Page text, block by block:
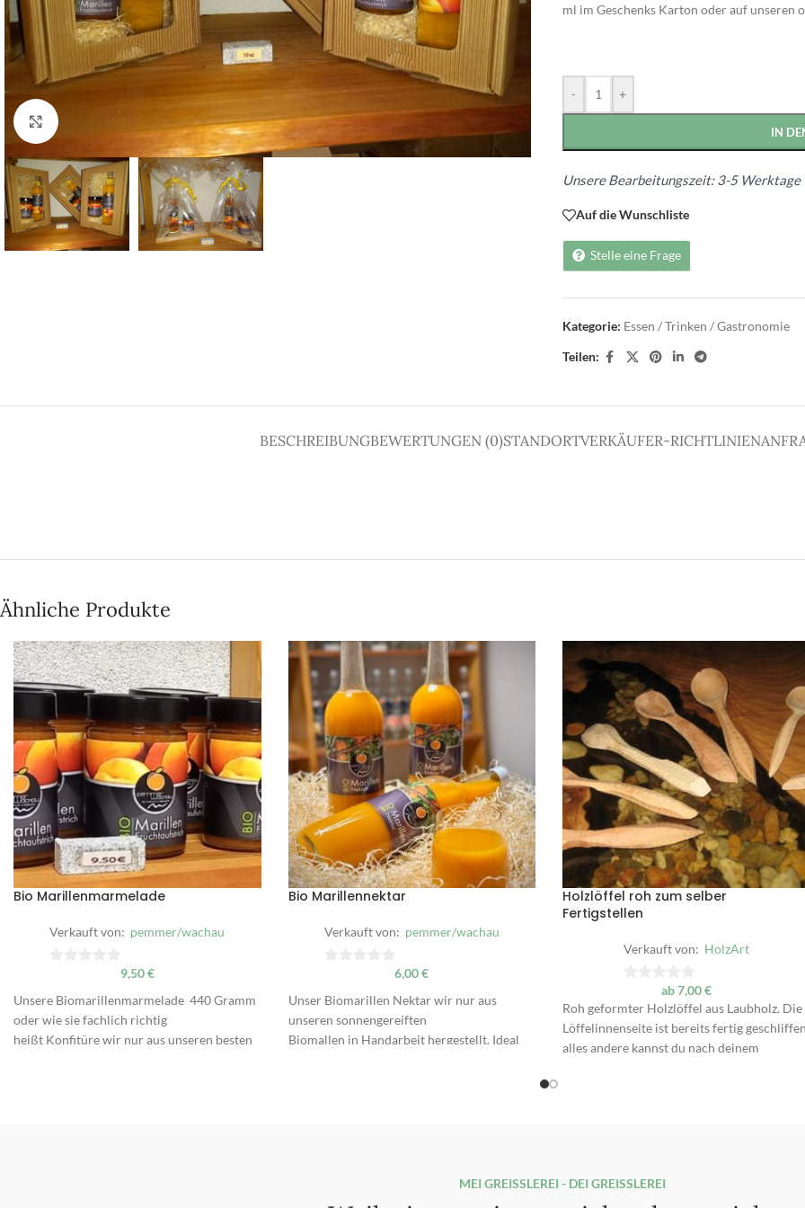
ml im Geschenks Karton oder auf
- +
IN
Unsere Bearbeitungszeit: 3-5 Werktage
Auf die Wunschliste
Stelle eine Frage
Kategorie: Essen / Trinken / Gastronomie
Teilen:
BESCHREIBUNGBEWERTUNGEN (0)STANDORTVERKÄUFER-RICHTLINIEN
Ähnliche Produkte
Bio Marillenmarmelade
Verkauft von: pemmer/wachau
von
5
9,50€
Unsere Biomarillenmarmelade 440 Gramm
oder wie sie fachlich richtig
heißt Konfitüre wir nur aus unseren besten
Bio Marillennektar
Verkauft von: pemmer/wachau
von
6,00€
Unser Biomarillen Nektar wir nur aus
unseren sonnengereiften
Biomallen in Handarbeit hergestellt. Ideal
Holzlöffel roh zum selber
Fertigstellen
Verkauft von: HolzArt
von
5
ab7,00€
Roh geformter Holzlöffel aus Laubholz. Die
Löffelinnenseite ist bereits fertig
alles andere kannst du nach deinem
angreifen - hinfühlen --> " das ist Meiner -
MEI GREISSLEREI - DEI GREISSLEREI